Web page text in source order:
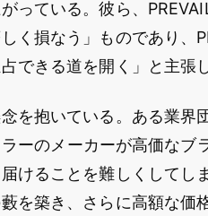
っている。彼ら、
く損なう」ものであり、
できる道を開く」と主張
を抱いている。ある業界
ーのメーカーが高価なブ
けることを難しくしてし
を築き、さらに高額な価